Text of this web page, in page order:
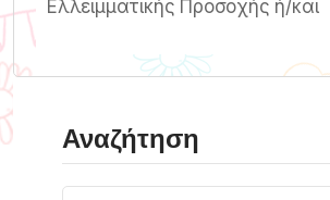
Ελλειμματικής Προσοχής ή/και
Αναζήτηση